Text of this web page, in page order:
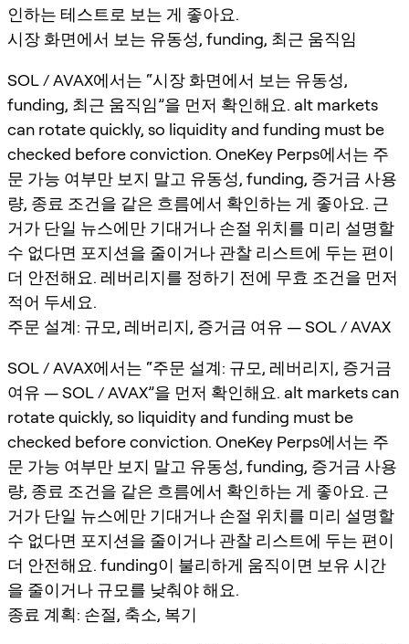
인하는 테스트로 보는 게 좋아요.
시장 화면에서 보는 유동성, funding, 최근 움직임
SOL / AVAX에서는 “시장 화면에서 보는 유동성,
funding, 최근 움직임”을 먼저 확인해요. alt markets
can rotate quickly, so liquidity and funding must be
checked before conviction. OneKey Perps에서는 주
문 가능 여부만 보지 말고 유동성, funding, 증거금 사용
량, 종료 조건을 같은 흐름에서 확인하는 게 좋아요. 근
거가 단일 뉴스에만 기대거나 손절 위치를 미리 설명할
수 없다면 포지션을 줄이거나 관찰 리스트에 두는 편이
더 안전해요. 레버리지를 정하기 전에 무효 조건을 먼저
적어 두세요.
주문 설계: 규모, 레버리지, 증거금 여유 — SOL / AVAX
SOL / AVAX에서는 “주문 설계: 규모, 레버리지, 증거금
여유 — SOL / AVAX”을 먼저 확인해요. alt markets can
rotate quickly, so liquidity and funding must be
checked before conviction. OneKey Perps에서는 주
문 가능 여부만 보지 말고 유동성, funding, 증거금 사용
량, 종료 조건을 같은 흐름에서 확인하는 게 좋아요. 근
거가 단일 뉴스에만 기대거나 손절 위치를 미리 설명할
수 없다면 포지션을 줄이거나 관찰 리스트에 두는 편이
더 안전해요. funding이 불리하게 움직이면 보유 시간
을 줄이거나 규모를 낮춰야 해요.
종료 계획: 손절, 축소, 복기